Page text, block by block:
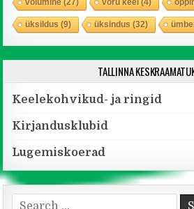
võlumine (27) võru keel (4)
üksildus (9) üksindus (32)
TALLINNA
Keelekohvikud- ja ringid
Kirjandusklubid
Lugemiskoerad
Search for: